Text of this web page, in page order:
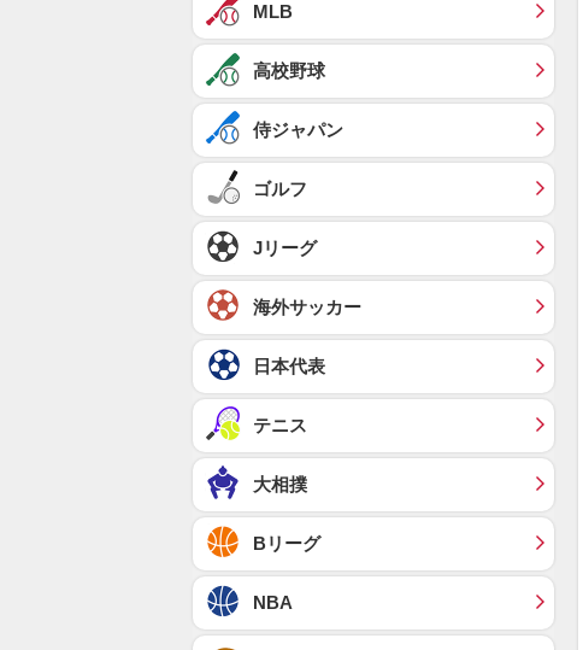
MLB
高校野球
侍ジャパン
ゴルフ
Jリーグ
海外サッカー
日本代表
テニス
大相撲
Bリーグ
NBA